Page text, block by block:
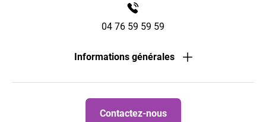
04 76 59 59 59
Informations générales
Contactez-nous